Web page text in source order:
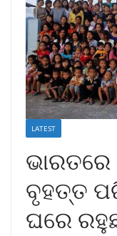
LATEST
ବୃହତ୍ତ
ଘରେ